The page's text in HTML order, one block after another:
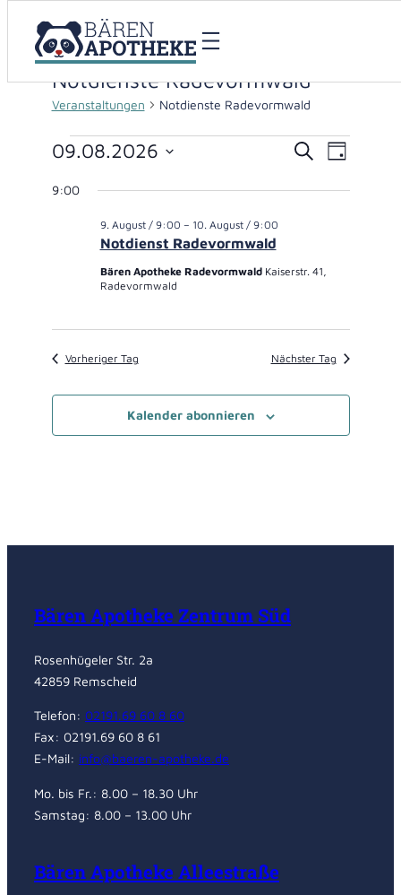
Notdienste Radevormwald
Veranstaltungen Notdienste Radevormwald
Veranstaltungen
für
August
Suche
Navigation
Suche
Tag
09.08.2026
wählen.
9:00
Notdienst Radevormwald
9. August / 9:00 – 10. August / 9:00
Bären Apotheke Radevormwald Kaiserstr. 41,
Radevormwald
Vorheriger Tag Nächster Tag
Kalender abonnieren
Bären Apotheke Zentrum Süd
Rosenhügeler Str. 2a
42859 Remscheid
Telefon: 02191.69 60 8 60
Fax: 02191.69 60 8 61
E-Mail: info@baeren-apotheke.de
Mo. bis Fr.: 8.00 – 18.30 Uhr
Samstag: 8.00 – 13.00 Uhr
Bären Apotheke Alleestraße